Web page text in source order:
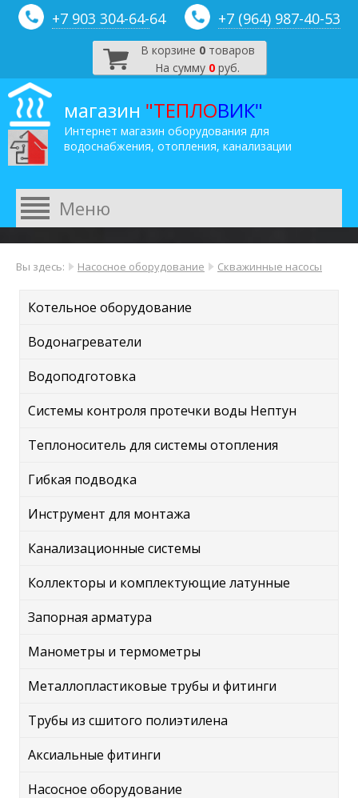
+7 903 304-64-64 +7 (964) 987-40-53
В корзине 0товаров
На сумму 0 руб.
магазин "ТЕПЛОВИК"
Интернет магазин оборудования для
водоснабжения, отопления, канализации
Вы здесь: Насосное оборудование Скважинные насосы
Котельное оборудование
Водонагреватели
Водоподготовка
Системы контроля протечки воды Нептун
Теплоноситель для системы отопления
Гибкая подводка
Инструмент для монтажа
Канализационные системы
Коллекторы и комплектующие латунные
Запорная арматура
Манометры и термометры
Металлопластиковые трубы и фитинги
Трубы из сшитого полиэтилена
Аксиальные фитинги
Насосное оборудование